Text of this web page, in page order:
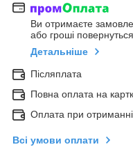
Ви отримаєте
або гроші
Детальніше
Післяплата
Повна оплата на
Оплата при отриманні
Всі умови оплати